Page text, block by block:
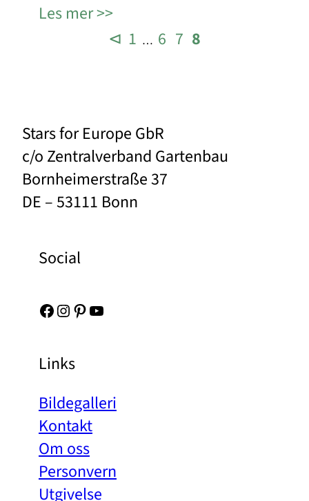
Les mer
⊲ 1 … 6 7 8
Stars for Europe GbR
c/o Zentralverband Gartenbau
Bornheimerstraße 37
DE – 53111 Bonn
Social
Facebook Instagram Pinterest YouTube
Links
Bildegalleri
Kontakt
Om oss
Personvern
Utgivelse